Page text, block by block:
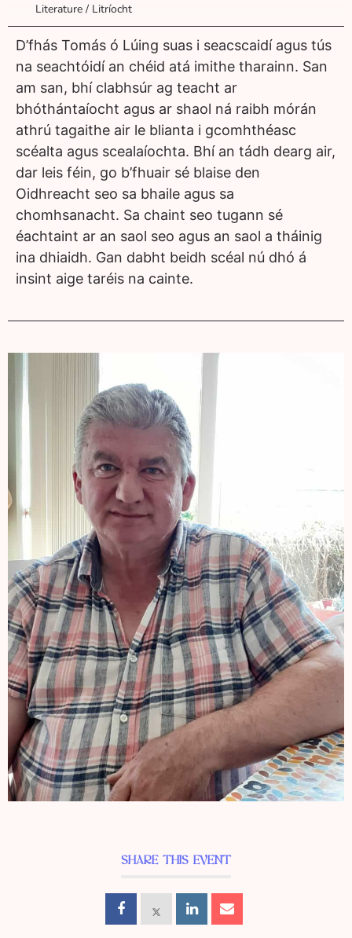
Literature / Litríocht
D’fhás Tomás ó Lúing suas i seacscaidí agus tús
na seachtóidí an chéid atá imithe tharainn. San
am san, bhí clabhsúr ag teacht ar
bhóthántaíocht agus ar shaol ná raibh mórán
athrú tagaithe air le blianta i gcomhthéasc
scéalta agus scealaíochta. Bhí an tádh dearg air,
dar leis féin, go b’fhuair sé blaise den
Oidhreacht seo sa bhaile agus sa
chomhsanacht. Sa chaint seo tugann sé
éachtaint ar an saol seo agus an saol a tháinig
ina dhiaidh. Gan dabht beidh scéal nú dhó á
insint aige taréis na cainte.
SHARE THIS EVENT